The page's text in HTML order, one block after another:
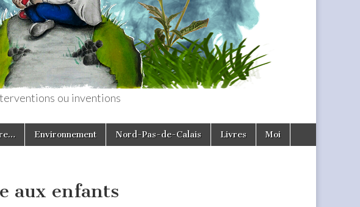
ou inventions
Environnement Nord-Pas-de-Calais Livres Moi
aux enfants